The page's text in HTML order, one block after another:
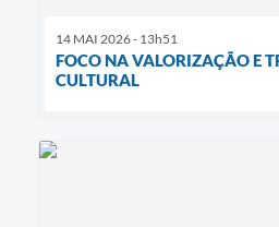
14 MAI 2026 - 13h51
FOCO NA VALORIZAÇÃO E
CULTURAL